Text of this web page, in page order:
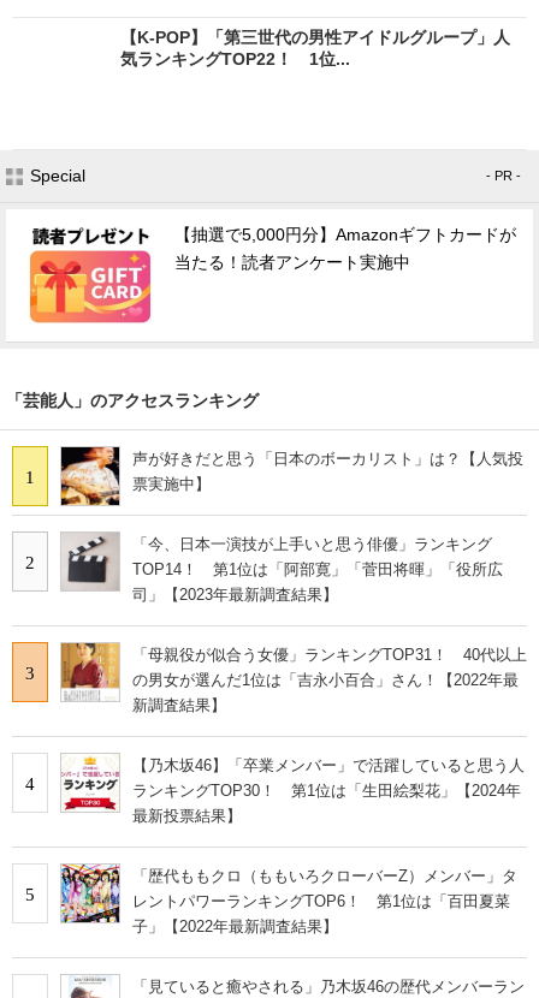
【K-POP】「第三世代の男性アイドルグループ」人
気ランキングTOP22！ 1位...
Special - PR -
【抽選で5,000円分】Amazonギフトカードが
当たる！読者アンケート実施中
「芸能人」のアクセスランキング
1
声が好きだと思う「日本のボーカリスト」は？【人気投
票実施中】
2
「今、日本一演技が上手いと思う俳優」ランキング
TOP14！ 第1位は「阿部寛」「菅田将暉」「役所広
司」【2023年最新調査結果】
3
「母親役が似合う女優」ランキングTOP31！ 40代以上
の男女が選んだ1位は「吉永小百合」さん！【2022年最
新調査結果】
4
【乃木坂46】「卒業メンバー」で活躍していると思う人
ランキングTOP30！ 第1位は「生田絵梨花」【2024年
最新投票結果】
5
「歴代ももクロ（ももいろクローバーZ）メンバー」タ
レントパワーランキングTOP6！ 第1位は「百田夏菜
子」【2022年最新調査結果】
「見ていると癒やされる」乃木坂46の歴代メンバーラン